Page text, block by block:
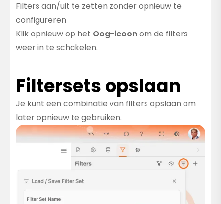
Filters aan/uit te zetten zonder opnieuw te
configureren
Klik opnieuw op het Oog-icoonom de filters
weer in te schakelen.
Filtersets opslaan
Je kunt een combinatie van filters opslaan om
later opnieuw te gebruiken.